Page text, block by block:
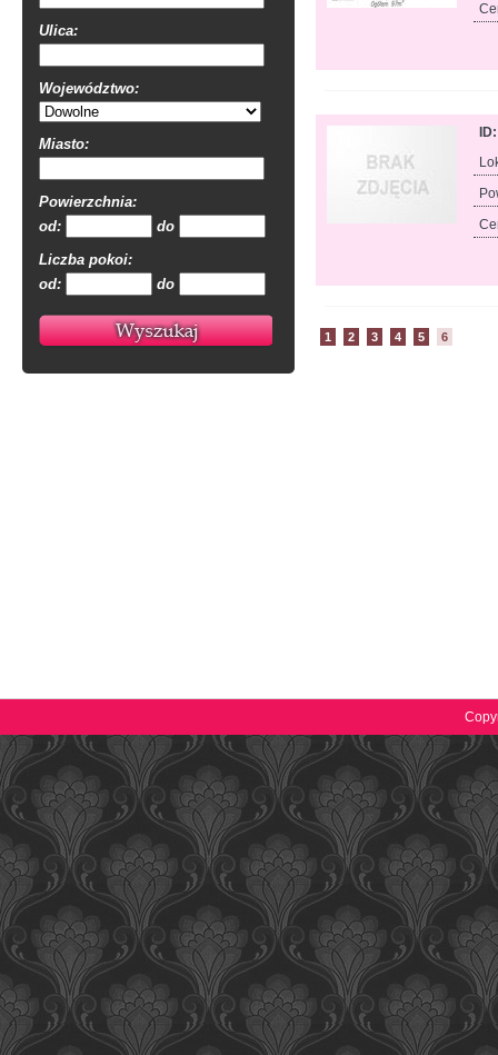
Ulica:
Województwo:
Miasto:
Powierzchnia:
od:
do
Liczba pokoi:
od:
do
1 2 3 4 5 6